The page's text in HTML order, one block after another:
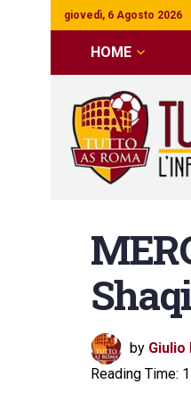
giovedì, 6 Agosto 2026
HOME
by Giulio
Reading Time: